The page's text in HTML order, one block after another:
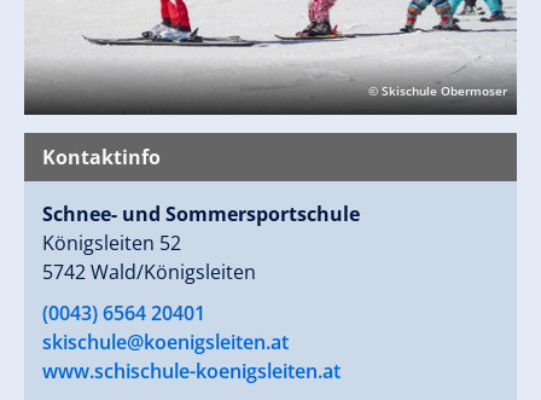
© Skischule Obermoser
Kontaktinfo
Schnee- und Sommersportschule
Königsleiten 52
5742 Wald/Königsleiten
(0043) 6564 20401
skischule@koenigsleiten.at
www.schischule-koenigsleiten.at